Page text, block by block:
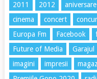
2011 2012 aniversare
cinema
concert
Europa Fm
Facebook
Future of Media
Garajul
imagini
impresii